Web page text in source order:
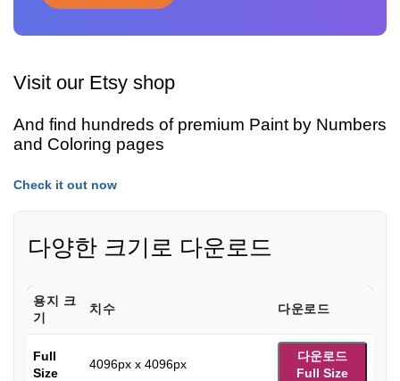
Visit our Etsy shop
And find hundreds of premium Paint by Numbers
and Coloring pages
Check it out now
다양한 크기로 다운로드
용지 크
기
치수 다운로드
Full
Size
4096px x 4096px
다운로드
Full Size